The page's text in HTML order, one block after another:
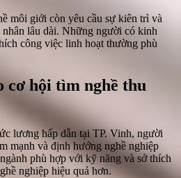
môi giới còn yêu cầu sự kiên trì và
lâu dài. Những người có kinh
công việc linh hoạt thường phù
cơ hội tìm nghề thu
lương hấp dẫn tại TP. Vinh, người
mạnh và định hướng nghề nghiệp
phù hợp với kỹ năng và sở thích
nghiệp hiệu quả hơn.